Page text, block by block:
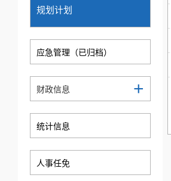
规划计划
应急管理（已归档）
财政信息 +
统计信息
人事任免